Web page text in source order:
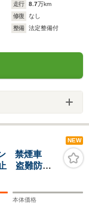
走行 8.7万km
修復
なし
整備
法定整備付
NEW
ン 禁煙車
盗難防止
ーディオ
ト ドラレ
本体価格